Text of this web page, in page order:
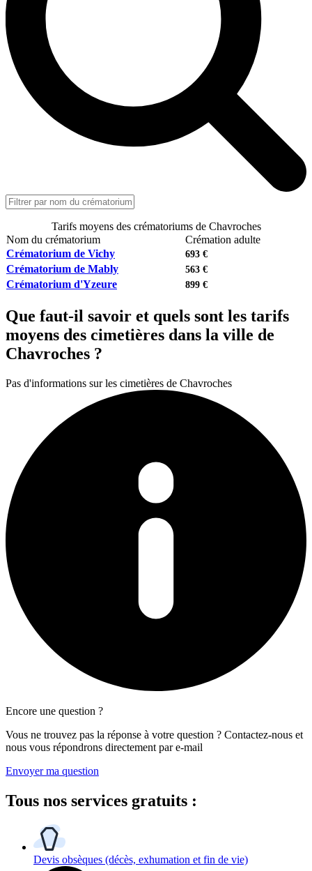
Tarifs moyens des crématoriums de Chavroches
Nom du crématorium
Crémation adulte
Crématorium de Vichy
693 €
Crématorium de Mably 563 €
Crématorium d'Yzeure 899 €
Que faut-il savoir et quels sont les tarifs
moyens des cimetières dans la ville de
Chavroches ?
Pas d'informations sur les cimetières de Chavroches
Encore une question ?
Vous ne trouvez pas la réponse à votre question ? Contactez-nous et
nous vous répondrons directement par e-mail
Envoyer ma question
Tous nos services gratuits :
Devis obsèques (décès, exhumation et fin de vie)